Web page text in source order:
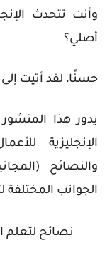
وأنت تتحدث
أصلي؟
حسنًا، لقد أتيت
يدور هذا
الإنجليزية
والنصائح
الجوانب المختلفة
نصائح لتعلم